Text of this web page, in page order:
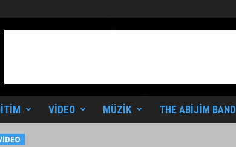
VIDEO MÜZIK THE ABIJIM BAND